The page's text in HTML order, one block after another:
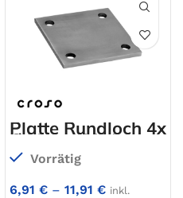
Platte Rundloch 4x
Ø11mm, V2A
einseitig
geschliffen
Vorrätig
6,91 €– 11,91 € inkl.